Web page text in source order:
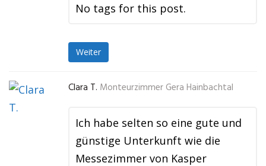
No tags for this post.
Weiter
Clara T. Monteurzimmer Gera Hainbachtal
Ich habe selten so eine gute und
günstige Unterkunft wie die
Messezimmer von Kasper